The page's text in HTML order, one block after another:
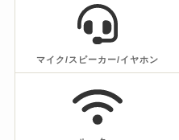
マイク/スピーカー/イヤホン